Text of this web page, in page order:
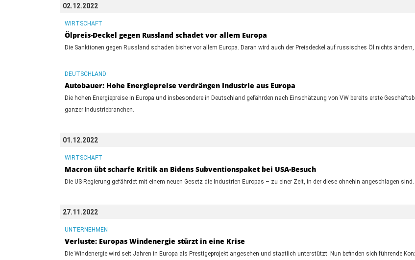
02.12.2022
WIRTSCHAFT
Ölpreis-Deckel gegen Russland schadet vor allem Europa
Die Sanktionen gegen Russland schaden bisher vor allem Europa. Daran wird auch der Preisdeckel auf russisches Öl nichts
DEUTSCHLAND
Autobauer: Hohe Energiepreise verdrängen Industrie aus Europa
Die hohen Energiepreise in Europa und insbesondere in Deutschland gefährden nach Einschätzung von VW bereits erste
ganzer Industriebranchen.
01.12.2022
WIRTSCHAFT
Macron übt scharfe Kritik an Bidens Subventionspaket bei USA-Besuch
Die US-Regierung gefährdet mit einem neuen Gesetz die Industrien Europas – zu einer Zeit, in der diese ohnehin angeschlagen
27.11.2022
UNTERNEHMEN
Verluste: Europas Windenergie stürzt in eine Krise
Die Windenergie wird seit Jahren in Europa als Prestigeprojekt angesehen und staatlich unterstützt. Nun befinden sich führende